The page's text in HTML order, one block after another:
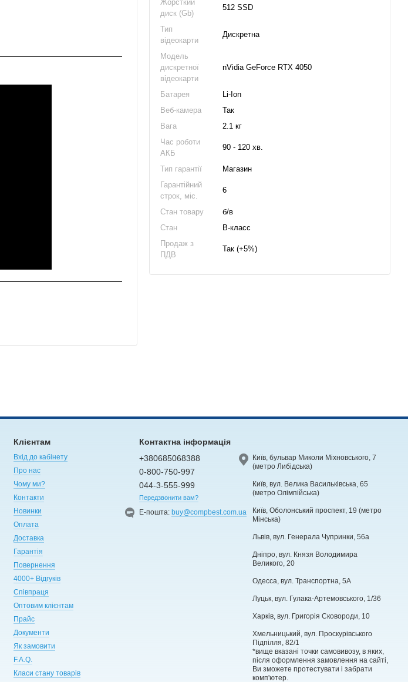
Жорсткий
диск (Gb)
512 SSD
Тип
відеокарти
Дискретна
Модель
дискретної
відеокарти
nVidia GeForce RTX 4050
Батарея
Li-Ion
Веб-камера
Так
Вага
2.1 кг
Час роботи
АКБ
90 - 120 хв.
Тип гарантії
Магазин
Гарантійний
строк, міс.
6
Стан товару
б/в
Стан
B-класс
Продаж з
ПДВ
Так (+5%)
Клієнтам
Вхід до кабінету
Про нас
Чому ми?
Контакти
Новинки
Оплата
Доставка
Гарантія
Повернення
4000+ Відгуків
Співпраця
Оптовим клієнтам
Прайс
Документи
Як замовити
F.A.Q.
Класи стану товарів
Контактна інформація
+380685068388
0-800-750-997
044-3-555-999
Передзвонити вам?
Е-пошта:buy@compbest.com.ua
Київ, бульвар Миколи Міхновського, 7
(метро Либідська)
Київ, вул. Велика Васильківська, 65
(метро Олімпійська)
Київ, Оболонський проспект, 19 (метро
Мінська)
Львів, вул. Генерала Чупринки, 56а
Дніпро, вул. Князя Володимира
Великого, 20
Одесса, вул. Транспортна, 5А
Луцьк, вул. Гулака-Артемовського, 1/36
Харків, вул. Григорія Сковороди, 10
Хмельницький, вул. Проскурівського
Підпілля, 82/1
*вище вказані точки самовивозу, в яких,
після оформлення замовлення на сайті,
Ви зможете протестувати і забрати
комп'ютер.